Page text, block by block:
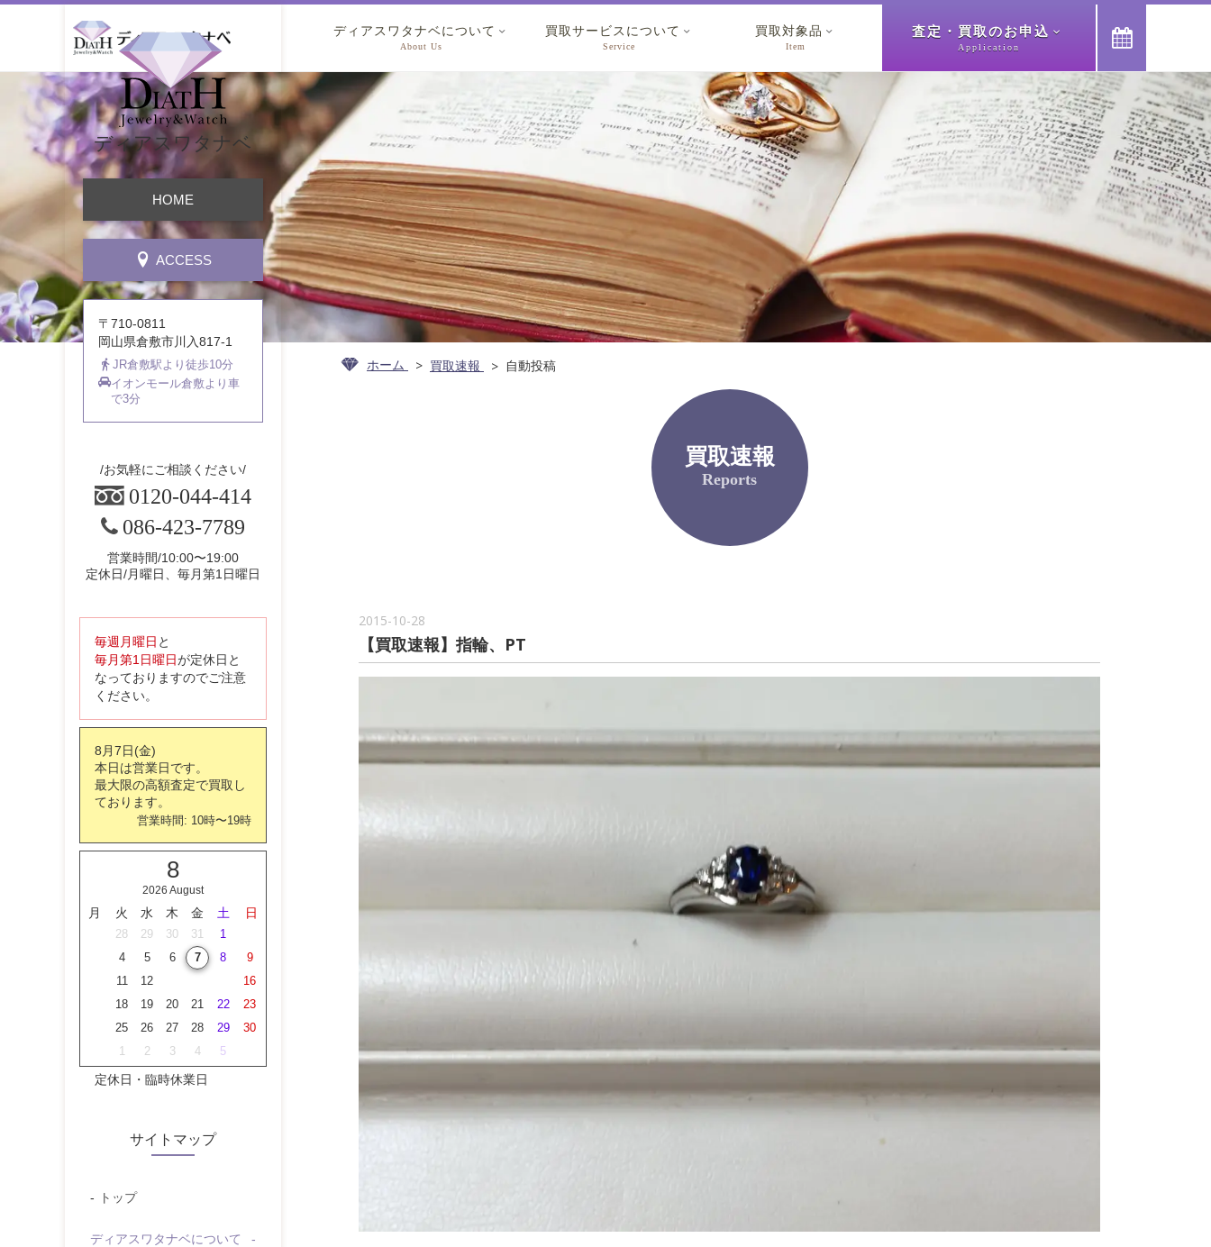

ディアスワタナベについて 
About Us
買取サービスについて 
Service
買取対象品 
Item
査定・買取のお申込 
Application
ホーム 買取速報 自動投稿
買取速報
Reports
2015-10-28
【買取速報】指輪、PT
ディアスワタナベ
HOME
ACCESS
〒710-0811
岡山県倉敷市川入817-1
JR倉敷駅より徒歩10分
イオンモール倉敷より車
で3分
お気軽にご相談ください
0120-044-414
086-423-7789
営業時間/10:00〜19:00
定休日/月曜日、毎月第1日曜日
毎週月曜日 と
毎月第1日曜日が定休日と
なっておりますのでご注意
ください。
8月7日(金)
本日は営業日です。
最大限の高額査定で買取し
ております。
営業時間: 10時〜19時
8
2026 August
月 火 水 木 金 土 日
28 29 30 31 1
4 5 6 7 8
9
11 12
16
18 19 20 21 22
23
25 26 27 28 29
30
1 2 3 4 5
定休日・臨時休業日
サイトマップ
トップ
ディアスワタナベについて